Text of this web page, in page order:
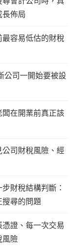
佈局
容易低估的財稅
公司一開始要被設
在開業前真正該
司財稅風險、經
財稅結構判斷：
尋的問題
證、每一次交易
風險